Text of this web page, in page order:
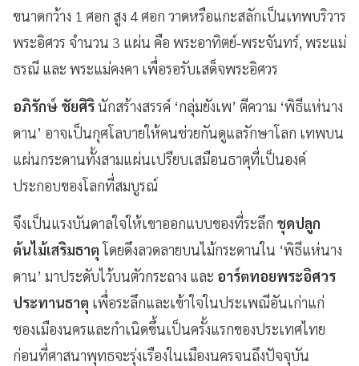
ขนาดกว้าง 1 ศอก สูง 4 ศอก วาดหรือแกะสลักเป็นเทพบริวาร
พระอิศวร จำนวน 3 แผ่น คือ พระอาทิตย์-พระจันทร์, พระแม่
ธรณี และ พระแม่คงคา เพื่อรอรับเสด็จพระอิศวร
อภิรักษ์ ชัยศิรินักสร้างสรรค์ ‘กลุ่มยังเพ’ ตีความ ‘พิธีแห่นาง
ดาน’ อาจเป็นกุศโลบายให้คนช่วยกันดูแลรักษาโลก เทพบน
แผ่นกระดานทั้งสามแผ่นเปรียบเสมือนธาตุที่เป็นองค์
ประกอบของโลกที่สมบูรณ์
จึงเป็นแรงบันดาลใจให้เขาออกแบบของที่ระลึก ชุดปลูก
ต้นไม้เสริมธาตุโดยดึงลวดลายบนไม้กระดานใน ‘พิธีแห่นาง
ดาน’ มาประดับไว้บนตัวกระถาง และ อาร์ตทอยพระอิศวร
ประทานธาตุ เพื่อระลึกและเข้าใจในประเพณีอันเก่าแก่
ชองเมืองนครและกำเนิดขึ้นเป็นครั้งแรกของประเทศไทย
ก่อนที่ศาสนาพุทธจะรุ่งเรืองในเมืองนครจนถึงปัจจุบัน